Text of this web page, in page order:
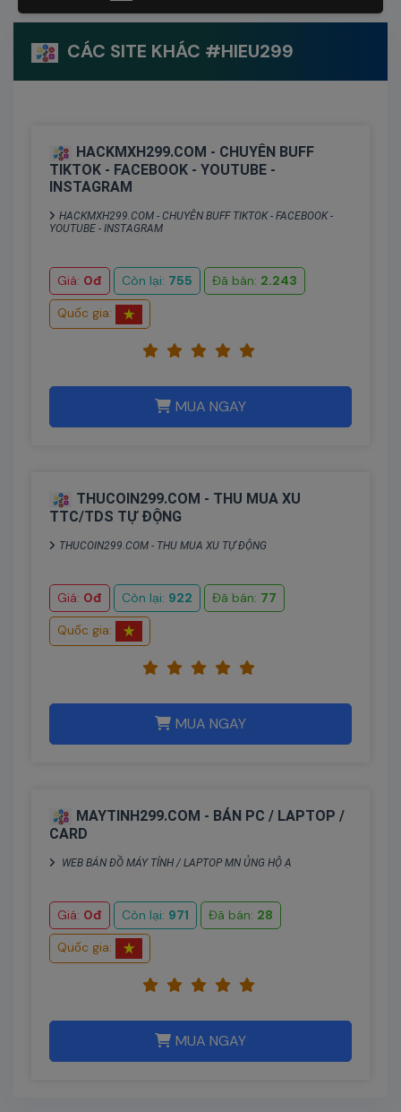
CÁC SITE KHÁC #HIEU299
HACKMXH299.COM - CHUYÊN BUFF
TIKTOK - FACEBOOK - YOUTUBE -
INSTAGRAM
HACKMXH299.COM - CHUYÊN BUFF TIKTOK - FACEBOOK -
YOUTUBE - INSTAGRAM
Giá: 0đ Còn lại: 755 Đã bán: 2.243
Quốc gia:
MUA NGAY
THUCOIN299.COM - THU MUA XU
TTC/TDS TỰ ĐỘNG
THUCOIN299.COM - THU MUA XU TỰ ĐỘNG
Giá: 0đ Còn lại: 922 Đã bán: 77
Quốc gia:
MUA NGAY
MAYTINH299.COM - BÁN PC / LAPTOP /
CARD
WEB BÁN ĐỒ MÁY TÍNH / LAPTOP MN ỦNG HỘ Ạ
Giá: 0đ Còn lại: 971 Đã bán: 28
Quốc gia:
MUA NGAY